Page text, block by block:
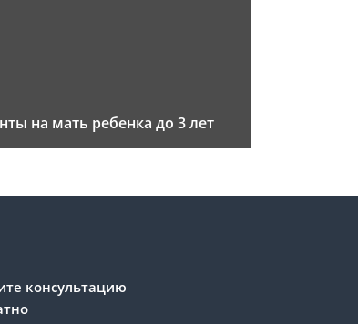
на мать ребенка до 3 лет
консультацию